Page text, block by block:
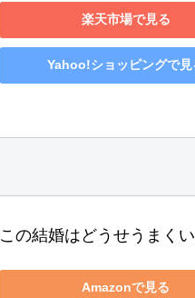
楽天市場で見る
Yahoo!ショッピングで見
この結婚はどうせうまく
Amazonで見る